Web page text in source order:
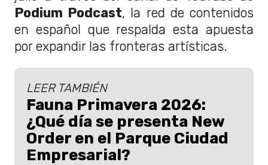
Podium Podcast, la red de contenidos
en español que respalda esta apuesta
por expandir las fronteras artísticas.
LEER TAMBIÉN
Fauna Primavera 2026:
¿Qué día se presenta New
Order en el Parque Ciudad
Empresarial?